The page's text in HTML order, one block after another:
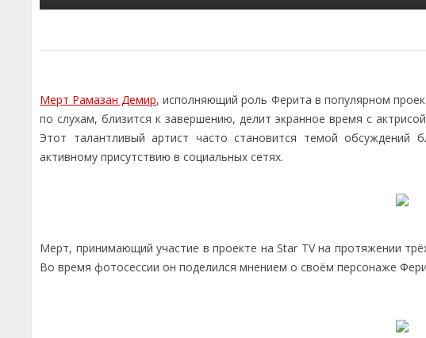
Мерт Рамазан Демир, исполняющий роль Ферита в популярном
по слухам, близится к завершению, делит экранное время с актрисой
Этот талантливый артист часто становится темой обсуждений
активному присутствию в социальных сетях.
Мерт, принимающий участие в проекте на Star TV на протяжении
Во время фотосессии он поделился мнением о своём персонаже